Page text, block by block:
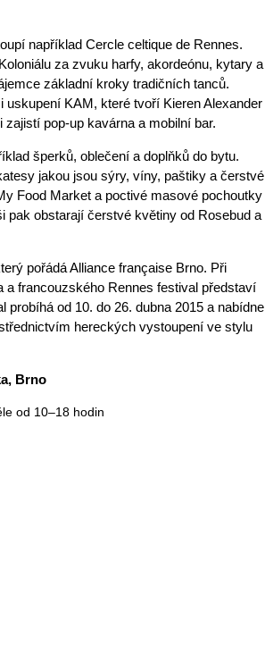
například Cercle celtique de Rennes.
za zvuku harfy, akordeónu, kytary a
základní kroky tradičních tanců.
KAM, které tvoří Kieren Alexander
pop-up kavárna a mobilní bar.
šperků, oblečení a doplňků do bytu.
jakou jsou sýry, víny, paštiky a čerstvé
Food Market a poctivé masové pochoutky
pak obstarají čerstvé květiny od Rosebud a
pořádá Alliance française Brno. Při
francouzského Rennes festival představí
od 10. do 26. dubna 2015 a nabídne
hereckých vystoupení ve stylu
Brno
od 10–18 hodin